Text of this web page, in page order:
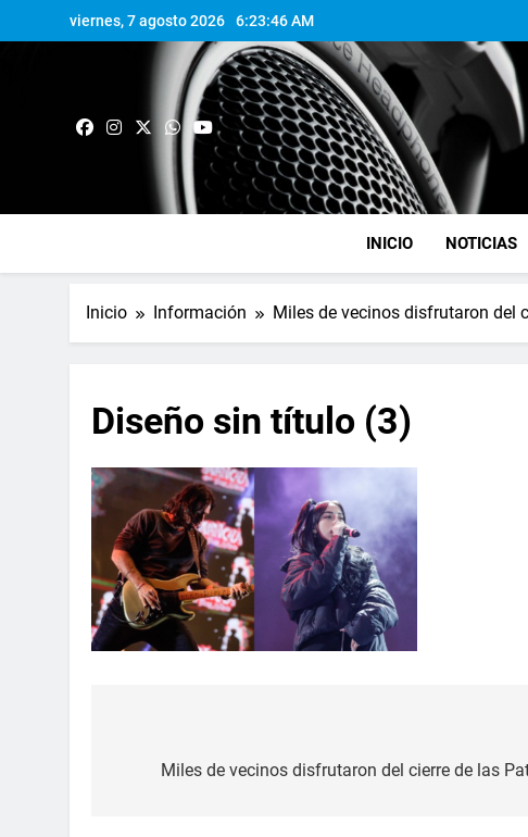
viernes, 7 agosto 2026 6:23:46 AM
INICIO NOTICIAS
Inicio Información Miles de vecinos disfrutaron del
Diseño sin título (3)
Miles de vecinos disfrutaron del cierre de las